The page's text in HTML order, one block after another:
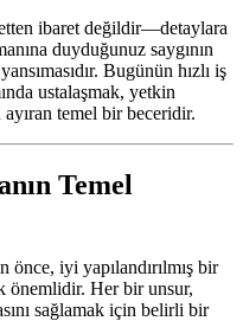
ibaret değildir—detaylara
duyduğunuz saygının
Bugünün hızlı iş
ustalaşmak, yetkin
temel bir beceridir.
Temel
iyi yapılandırılmış bir
önemlidir. Her bir unsur,
sağlamak için belirli bir